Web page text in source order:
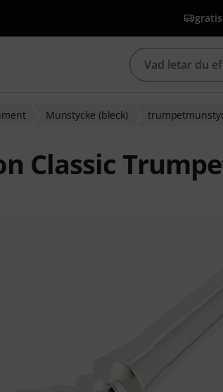
Munstycke (bleck)
Classic